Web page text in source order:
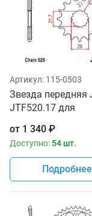
Артикул: 115-0503
Звезда передняя
JTF520.17 для
от 1 340 ₽
Доступно: 54 шт.
Подробнее